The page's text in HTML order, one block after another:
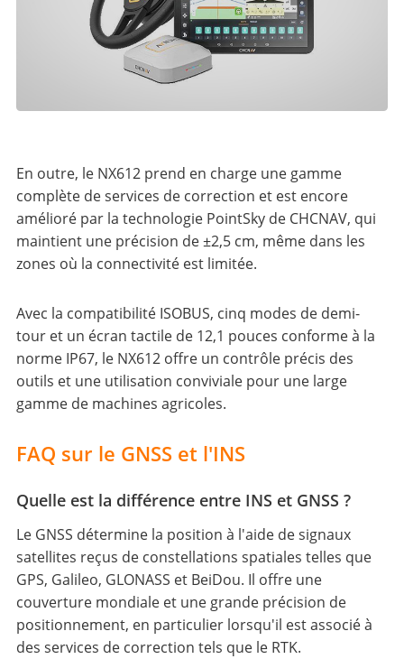
En outre, le NX612 prend en charge une gamme
complète de services de correction et est encore
amélioré par la technologie PointSky de CHCNAV, qui
maintient une précision de ±2,5 cm, même dans les
zones où la connectivité est limitée.
Avec la compatibilité ISOBUS, cinq modes de demi-
tour et un écran tactile de 12,1 pouces conforme à la
norme IP67, le NX612 offre un contrôle précis des
outils et une utilisation conviviale pour une large
gamme de machines agricoles.
FAQ sur le GNSS et l'INS
Quelle est la différence entre INS et GNSS ?
Le GNSS détermine la position à l'aide de signaux
satellites reçus de constellations spatiales telles que
GPS, Galileo, GLONASS et BeiDou. Il offre une
couverture mondiale et une grande précision de
positionnement, en particulier lorsqu'il est associé à
des services de correction tels que le RTK.